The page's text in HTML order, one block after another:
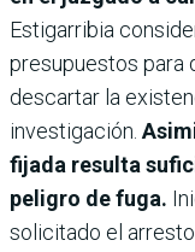
Estigarribia
presupuestos para
descartar la
investigación.
fijada resulta
peligro de fuga.
solicitado el